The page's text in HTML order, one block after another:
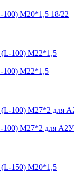
100) М20*1,5 18/22
100) М22*1,5
100) М27*2 для А2У